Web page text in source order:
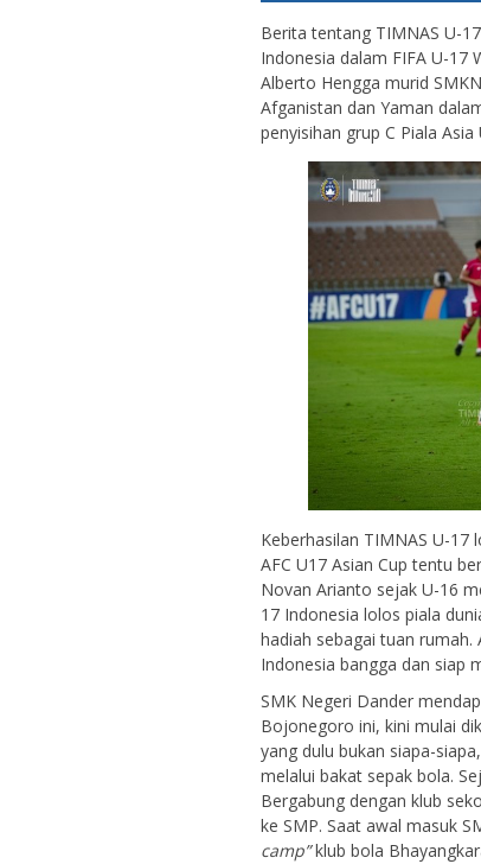
Berita tentang TIMNAS U-
Indonesia dalam FIFA U-17
Alberto Hengga murid
Afganistan dan Yaman
penyisihan grup C Piala
Keberhasilan TIMNAS U-17
AFC U17 Asian Cup tentu
Novan Arianto sejak U-16
17 Indonesia lolos piala
hadiah sebagai tuan
Indonesia bangga dan siap
SMK Negeri Dander
Bojonegoro ini, kini mulai
yang dulu bukan siapa-
melalui bakat sepak bola.
Bergabung dengan klub
ke SMP. Saat awal masuk
camp”klub bola